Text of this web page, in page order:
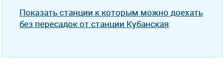
Показать станции к которым можно доехать
без пересадок от станции Кубанская